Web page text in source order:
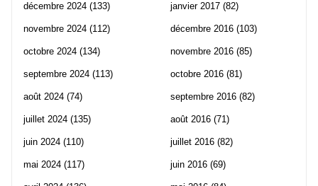
décembre 2024 (133)
novembre 2024 (112)
octobre 2024 (134)
septembre 2024 (113)
août 2024 (74)
juillet 2024 (135)
juin 2024 (110)
mai 2024 (117)
janvier 2017 (82)
décembre 2016 (103)
novembre 2016 (85)
octobre 2016 (81)
septembre 2016 (82)
août 2016 (71)
juillet 2016 (82)
juin 2016 (69)